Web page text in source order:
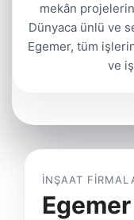
mekân
Dünyaca ünlü ve
Egemer, tüm
ve
İNŞAAT